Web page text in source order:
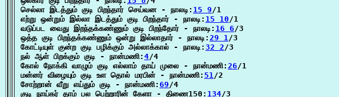
செல்லா இடத்தும் குடி பிறந்தார் செய்வன - நாலடி: 15 9/1
எற்று ஒன்றும் இல்லா இடத்தும் குடி பிறந்தார் - நாலடி: 15 10/1
வடுப்பட வைது இறந்தக்கண்ணும் குடி பிறந்தோர் - நாலடி: 16 6/3
ஒத்த குடி பிறந்தக்கண்ணும் ஒன்று இல்லாதார் - நாலடி: 29 1/3
கோட்டியுள் குன்ற குடி பழிக்கும் அல்லாக்கால் - நாலடி: 32 2/3
நல் ஆள் பிறக்கும் குடி - நான்மணி: 4/4
கோல் நோக்கி வாழும் குடி எல்லாம் தாய் முலை - நான்மணி: 26/1
மன்னர் விழையும் குடி உள தொல் மரபின் - நான்மணி: 51/2
சோற்றான் வீறு எய்தும் குடி - நான்மணி: 69/4
குடி நாய்கர் தாம் பல பெற்றாரின் கேளா - திணை150: 134/3